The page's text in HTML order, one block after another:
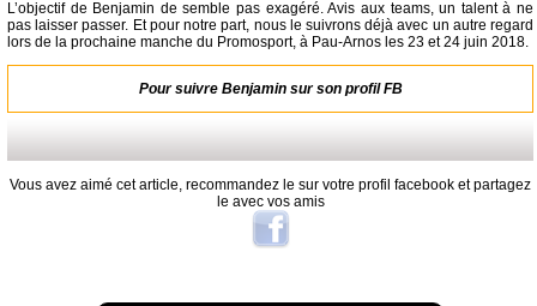
L’objectif de Benjamin de semble pas exagéré. Avis aux teams, un talent à ne
pas laisser passer. Et pour notre part, nous le suivrons déjà avec un autre regard
lors de la prochaine manche du Promosport, à Pau-Arnos les 23 et 24 juin 2018.
Pour suivre Benjamin sur son profil FB
Vous avez aimé cet article, recommandez le sur votre profil facebook et partagez
le avec vos amis